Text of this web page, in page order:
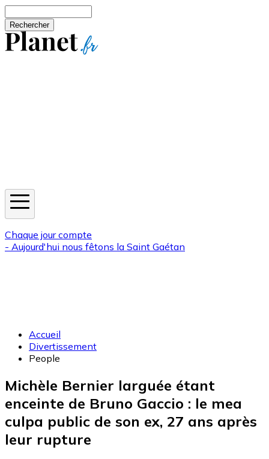
Chaque jour compte
- Aujourd'hui nous fêtons la Saint Gaétan
Accueil
Divertissement
People
Michèle Bernier larguée étant
enceinte de Bruno Gaccio : le mea
culpa public de son ex, 27 ans après
leur rupture